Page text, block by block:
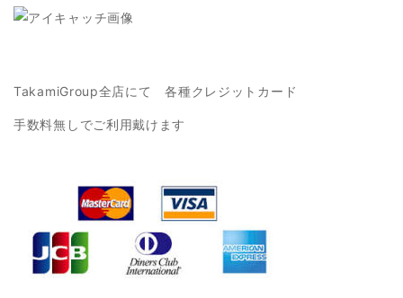
TakamiGroup全店にて 各種クレジットカード
手数料無しでご利用戴けます